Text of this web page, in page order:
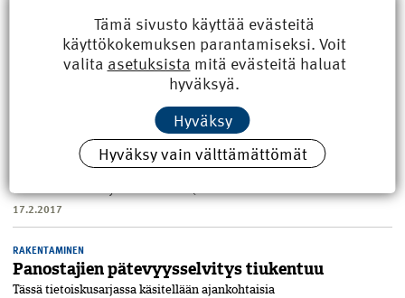
päivittyvät jälleen vuodenvaihteessa. Uusien säädösten mukaan
aitoa puu...
Uusia asetuksia kantaville rakenteille
Tässä juttusarjassa käsitellään ajankohtaisia
rakentamismääräyksiä. Kantavia rakenteita koskevat uudet asetukset
rakentamismääräyskokoelmasta (R...
17.2.2017
RAKENTAMINEN
Panostajien pätevyysselvitys tiukentuu
Tässä tietoiskusarjassa käsitellään ajankohtaisia
Tämä sivusto käyttää evästeitä
käyttökokemuksen parantamiseksi. Voit
valita asetuksista mitä evästeitä haluat
hyväksyä.
Hyväksy
Hyväksy vain välttämättömät